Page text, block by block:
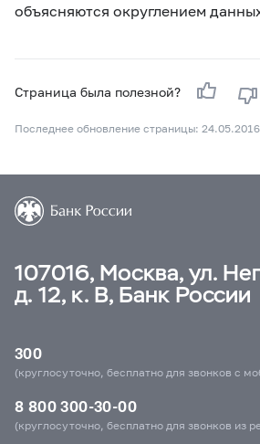
объясняются округлением
Страница была полезной?
Последнее обновление страницы: 24.05.2016
107016, Москва, ул.
д. 12, к. В, Банк России
300
(круглосуточно, бесплатно для звонков с
8 800 300-30-00
(круглосуточно, бесплатно для звонков из